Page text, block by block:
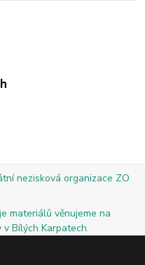
nezisková organizace ZO
materiálů věnujeme na
Bílých Karpatech.